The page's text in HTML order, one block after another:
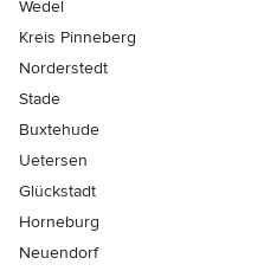
Wedel
Kreis Pinneberg
Norderstedt
Stade
Buxtehude
Uetersen
Glückstadt
Horneburg
Neuendorf